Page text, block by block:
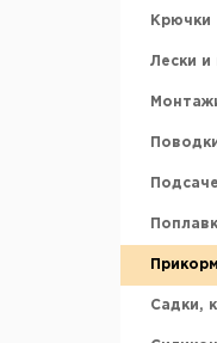
рыбалки
Крючки
Лески и
Садки,